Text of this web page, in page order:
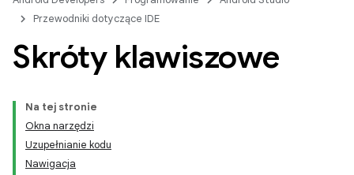
Przewodniki dotyczące IDE
Skróty klawiszowe
Na tej stronie
Okna narzędzi
Uzupełnianie kodu
Nawigacja